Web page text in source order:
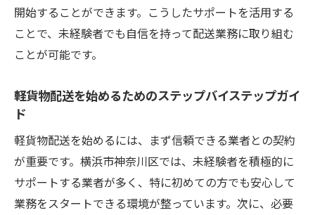
配送ニーズが高まる神奈川区で未経験でも安心
の軽貨物配送スタート
神奈川区での配送ニーズと市場動向
配送業界の未来と未経験者のチャンス
イド
神奈川区で配送業を始める魅力的な理由
未経験者が求められるスキルとその習得法
開始することができます。こうしたサポートを活用する
ことで、未経験者でも自信を持って配送業務に取り組む
ことが可能です。
軽貨物配送を始めるためのステップバイステップガイ
ド
軽貨物配送を始めるには、まず信頼できる業者との契約
が重要です。横浜市神奈川区では、未経験者を積極的に
サポートする業者が多く、特に初めての方でも安心して
業務をスタートできる環境が整っています。次に、必要